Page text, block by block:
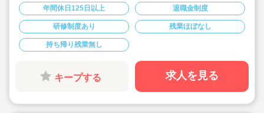
にしています。
◇産休・育休からの復帰（男性の育休実績あり）、時短
勤務実績多数で働きやすい職場です
◇ヘアカラーは自由。髪色の制限なし。
◇20代で経験少ない方もノビノビ働きやすい環境
◇書き物のICT化も進めており持ち帰り業務/残業ほぼな
し。
◇残業した場合の代は1分単位で支給されます
◇子どもが自分の意志や感情を尊重され、自分で選択し
ていくことをあたたかく見守り、子どもが主体の保育を
のような保育園
年間休日125日以上 退職金制度
研修制度あり 残業ほぼなし
持ち帰り残業無し
キープする 求人を見る